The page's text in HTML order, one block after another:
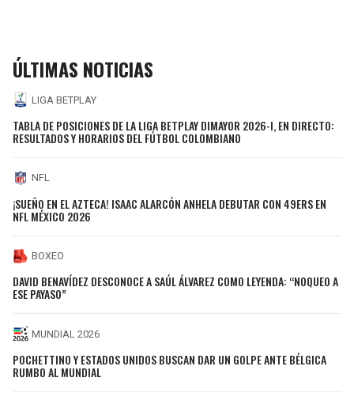
ÚLTIMAS NOTICIAS
LIGA BETPLAY
TABLA DE POSICIONES DE LA LIGA BETPLAY DIMAYOR 2026-I, EN DIRECTO:
RESULTADOS Y HORARIOS DEL FÚTBOL COLOMBIANO
NFL
¡SUEÑO EN EL AZTECA! ISAAC ALARCÓN ANHELA DEBUTAR CON 49ERS EN
NFL MÉXICO 2026
BOXEO
DAVID BENAVÍDEZ DESCONOCE A SAÚL ÁLVAREZ COMO LEYENDA: “NOQUEO A
ESE PAYASO”
MUNDIAL 2026
POCHETTINO Y ESTADOS UNIDOS BUSCAN DAR UN GOLPE ANTE BÉLGICA
RUMBO AL MUNDIAL